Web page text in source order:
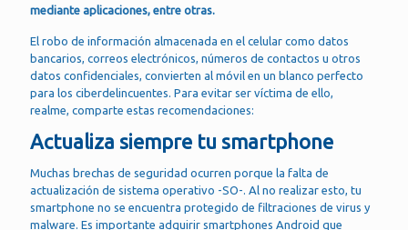
mediante aplicaciones, entre otras.
El robo de información almacenada en el celular como datos
bancarios, correos electrónicos, números de contactos u otros
datos confidenciales, convierten al móvil en un blanco perfecto
para los ciberdelincuentes. Para evitar ser víctima de ello,
realme, comparte estas recomendaciones:
Actualiza siempre tu smartphone
Muchas brechas de seguridad ocurren porque la falta de
actualización de sistema operativo -SO-. Al no realizar esto, tu
smartphone no se encuentra protegido de filtraciones de virus y
malware. Es importante adquirir smartphones Android que